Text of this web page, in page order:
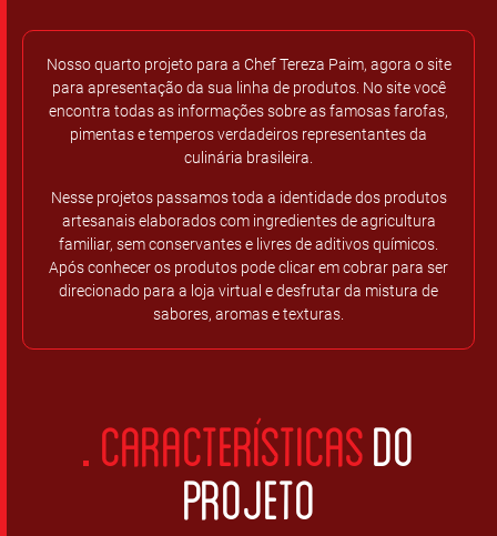
Nosso quarto projeto para a Chef Tereza Paim, agora o site
para apresentação da sua linha de produtos. No site você
encontra todas as informações sobre as famosas farofas,
pimentas e temperos verdadeiros representantes da
culinária brasileira.
Nesse projetos passamos toda a identidade dos produtos
artesanais elaborados com ingredientes de agricultura
familiar, sem conservantes e livres de aditivos químicos.
Após conhecer os produtos pode clicar em cobrar para ser
direcionado para a loja virtual e desfrutar da mistura de
sabores, aromas e texturas.
CARACTERÍSTICASDO
PROJETO